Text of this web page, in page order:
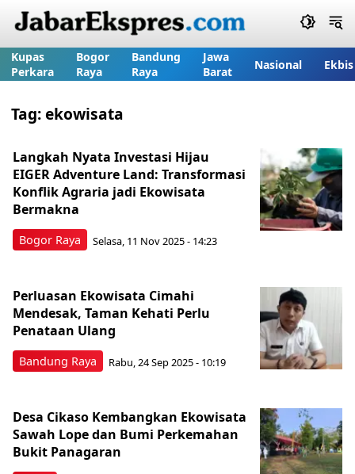
Kupas
Perkara
Bogor
Raya
Bandung
Raya
Jawa
Barat
Nasional Ekbis
Tag:ekowisata
Bogor Raya
Langkah Nyata Investasi Hijau
EIGER Adventure Land: Transformasi
Konflik Agraria jadi Ekowisata
Bermakna
Selasa, 11 Nov 2025 - 14:23
Bandung Raya
Perluasan Ekowisata Cimahi
Mendesak, Taman Kehati Perlu
Penataan Ulang
Rabu, 24 Sep 2025 - 10:19
Desa Cikaso Kembangkan Ekowisata
Sawah Lope dan Bumi Perkemahan
Bukit Panagaran